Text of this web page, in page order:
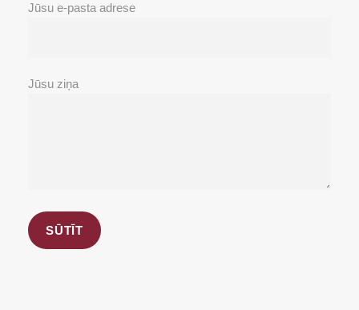
Jūsu e-pasta adrese
Jūsu ziņa